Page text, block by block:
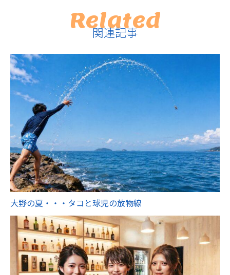
Related
関連記事
大野の夏・・・タコと球児の放物線